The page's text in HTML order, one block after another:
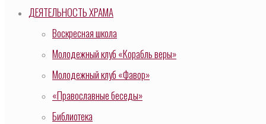
ДЕЯТЕЛЬНОСТЬ ХРАМА
Воскресная школа
Молодежный клуб «Корабль веры»
Молодежный клуб «Фавор»
«Православные беседы»
Библиотека